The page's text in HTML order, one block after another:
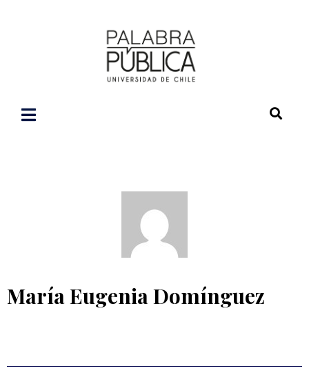
María Eugenia Domínguez